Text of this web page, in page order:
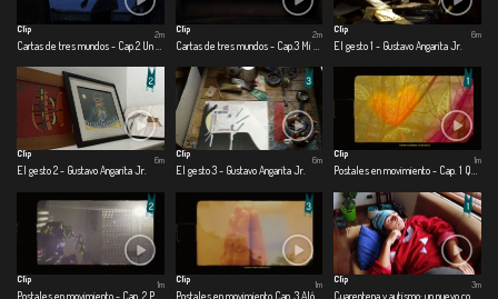
Clip
2m
Clip
2m
Clip
El gesto 1 - Gustavo Angarita Jr.
6m
Clip
El gesto 2 - Gustavo Angarita Jr.
6m
Clip
El gesto 3 - Gustavo Angarita Jr.
6m
Clip
1m
Clip
1m
Clip
1m
Clip
3m